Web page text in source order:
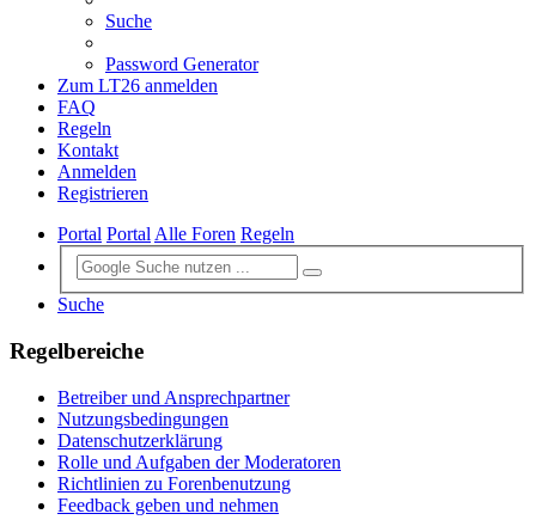
Suche
Password Generator
Zum LT26 anmelden
FAQ
Regeln
Kontakt
Anmelden
Registrieren
Portal PortalAlle Foren Regeln
Suche
Regelbereiche
Betreiber und Ansprechpartner
Nutzungsbedingungen
Datenschutzerklärung
Rolle und Aufgaben der Moderatoren
Richtlinien zu Forenbenutzung
Feedback geben und nehmen